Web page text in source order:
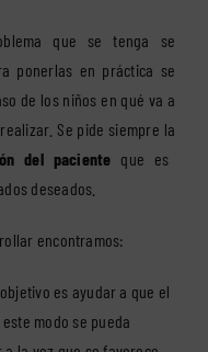
que se tenga se
ponerlas en práctica se
de los niños en qué va a
Se pide siempre la
del paciente que es
deseados.
encontramos:
es ayudar a que el
modo se pueda